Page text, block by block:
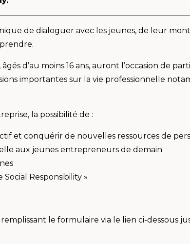
de dialoguer avec les jeunes, de leur
d’au moins 16 ans, auront l’occasion de
importantes sur la vie professionnelle
la possibilité de :
et conquérir de nouvelles ressources de
aux jeunes entrepreneurs de demain
Responsibility »
le formulaire via le lien ci-dessous